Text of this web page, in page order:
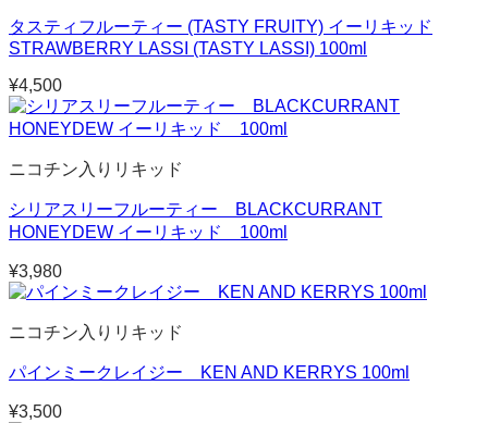
タスティフルーティー (TASTY FRUITY) イーリキッド
STRAWBERRY LASSI (TASTY LASSI) 100ml
¥4,500
ニコチン入りリキッド
シリアスリーフルーティー BLACKCURRANT
HONEYDEW イーリキッド 100ml
¥3,980
ニコチン入りリキッド
パインミークレイジー KEN AND KERRYS 100ml
¥3,500